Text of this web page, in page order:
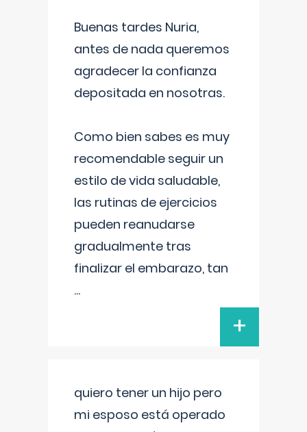
Buenas tardes Nuria,
antes de nada queremos
agradecer la confianza
depositada en nosotras.
Como bien sabes es muy
recomendable seguir un
estilo de vida saludable,
las rutinas de ejercicios
pueden reanudarse
gradualmente tras
finalizar el embarazo, tan
...
+
quiero tener un hijo pero
mi esposo está operado